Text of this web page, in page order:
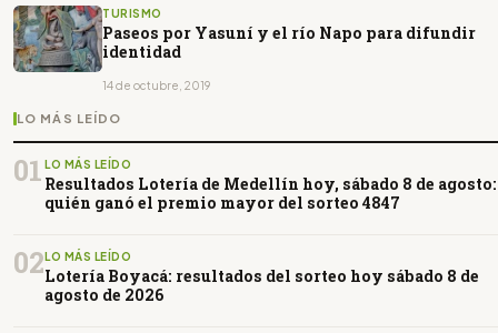
TURISMO
Paseos por Yasuní y el río Napo para difundir
identidad
14 de octubre, 2019
LO MÁS LEÍDO
01 LO MÁS LEÍDO
Resultados Lotería de Medellín hoy, sábado 8 de agosto:
quién ganó el premio mayor del sorteo 4847
02LO MÁS LEÍDO
Lotería Boyacá: resultados del sorteo hoy sábado 8 de
agosto de 2026